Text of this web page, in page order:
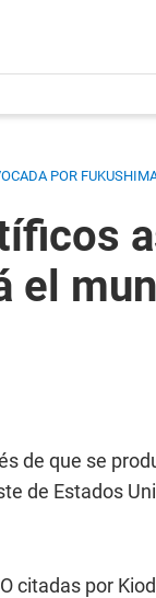
POR
el
de que se
de Estados
citadas por